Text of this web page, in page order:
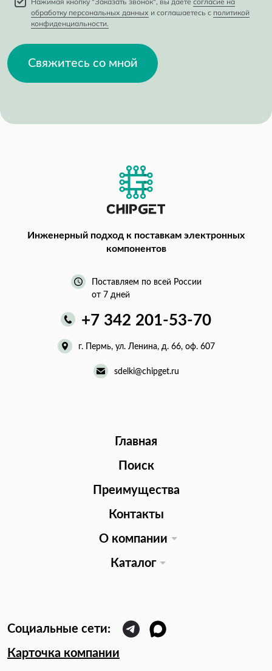
обработку персональных данных и соглашаетесь с политикой
конфиденциальности.
Свяжитесь со мной
Инженерный подход к поставкам электронных
компонентов
Поставляем по всей России
от 7 дней
+7 342 201-53-70
г. Пермь, ул. Ленина, д. 66, оф. 607
sdelki@chipget.ru
Главная
Поиск
Преимущества
Контакты
О компании
Каталог
Карточка компании